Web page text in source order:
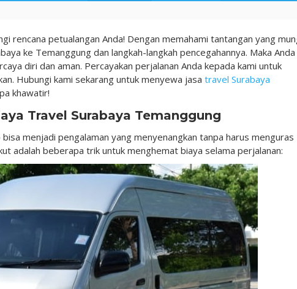
rencana petualangan Anda! Dengan memahami tantangan yang
ke Temanggung dan langkah-langkah pencegahannya. Maka Anda
diri dan aman. Percayakan perjalanan Anda kepada kami untuk
Hubungi kami sekarang untuk menyewa jasa travel Surabaya
khawatir!
Travel Surabaya Temanggung
menjadi pengalaman yang menyenangkan tanpa harus menguras
adalah beberapa trik untuk menghemat biaya selama perjalanan: